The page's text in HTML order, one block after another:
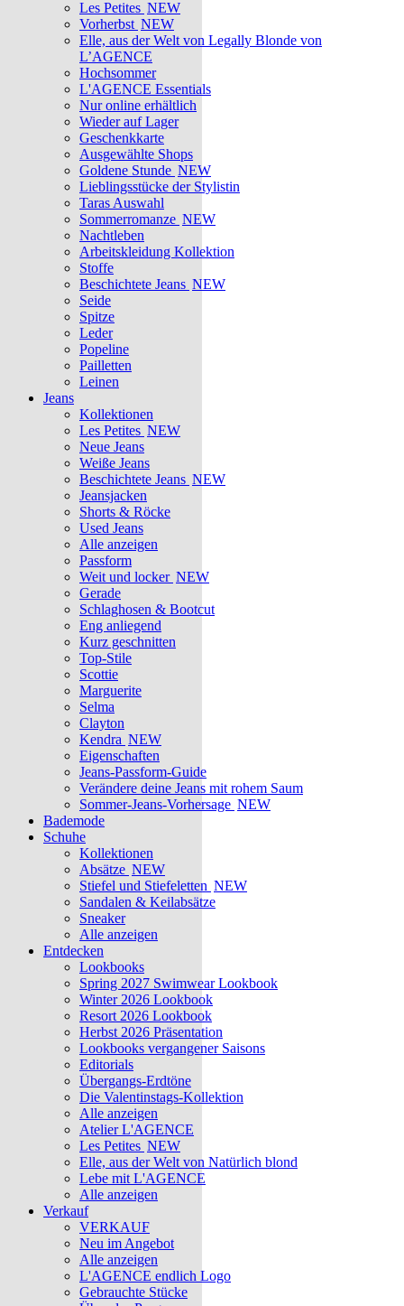
Les Petites NEW
Vorherbst NEW
Elle, aus der Welt von Legally Blonde von
L’AGENCE
Hochsommer
L'AGENCE Essentials
Nur online erhältlich
Wieder auf Lager
Geschenkkarte
Ausgewählte Shops
Goldene Stunde NEW
Lieblingsstücke der Stylistin
Taras Auswahl
Sommerromanze NEW
Nachtleben
Arbeitskleidung Kollektion
Stoffe
Beschichtete Jeans NEW
Seide
Spitze
Leder
Popeline
Pailletten
Leinen
Jeans
Kollektionen
Les Petites NEW
Neue Jeans
Weiße Jeans
Beschichtete Jeans NEW
Jeansjacken
Shorts & Röcke
Used Jeans
Alle anzeigen
Passform
Weit und locker NEW
Gerade
Schlaghosen & Bootcut
Eng anliegend
Kurz geschnitten
Top-Stile
Scottie
Marguerite
Selma
Clayton
Kendra NEW
Eigenschaften
Jeans-Passform-Guide
Verändere deine Jeans mit rohem Saum
Sommer-Jeans-Vorhersage NEW
Bademode
Schuhe
Kollektionen
Absätze NEW
Stiefel und Stiefeletten NEW
Sandalen & Keilabsätze
Sneaker
Alle anzeigen
Entdecken
Lookbooks
Spring 2027 Swimwear Lookbook
Winter 2026 Lookbook
Resort 2026 Lookbook
Herbst 2026 Präsentation
Lookbooks vergangener Saisons
Editorials
Übergangs-Erdtöne
Die Valentinstags-Kollektion
Alle anzeigen
Atelier L'AGENCE
Les Petites NEW
Elle, aus der Welt von Natürlich blond
Lebe mit L'AGENCE
Alle anzeigen
Verkauf
VERKAUF
Neu im Angebot
Alle anzeigen
L'AGENCE endlich Logo
Gebrauchte Stücke